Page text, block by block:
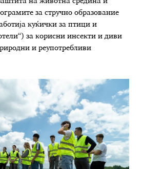
за стручно образование
куќички за птици и
за корисни инсекти и диви
и реупотребливи